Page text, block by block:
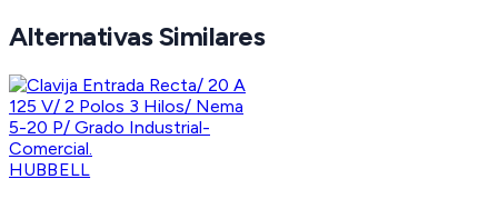
Alternativas Similares
HUBBELL